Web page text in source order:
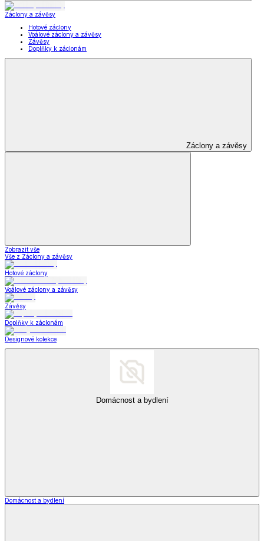
Záclony a závěsy
Hotové záclony
Voálové záclony a závěsy
Závěsy
Doplňky k záclonám
Záclony a závěsy
Zobrazit vše
Vše z Záclony a závěsy
Hotové záclony
Voálové záclony a závěsy
Závěsy
Doplňky k záclonám
Designové kolekce
Domácnost a bydlení
Domácnost a bydlení